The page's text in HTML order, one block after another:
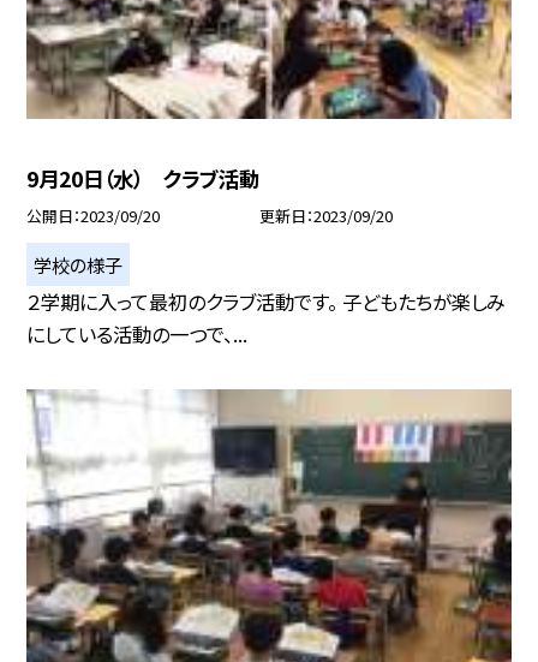
9月20日（水） クラブ活動
公開日 2023/09/20 更新日 2023/09/20
学校の様子
２学期に入って最初のクラブ活動です。 子どもたちが楽しみ
にしている活動の一つで、...